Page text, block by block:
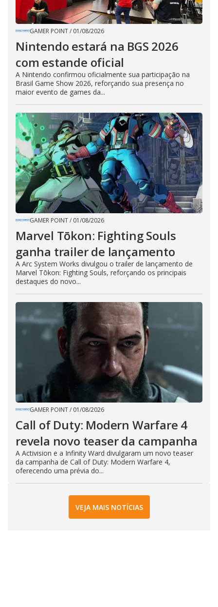
GAMER POINT/ 01/08/2026
Nintendo estará na BGS 2026
com estande oficial
A Nintendo confirmou oficialmente sua participação na
Brasil Game Show 2026, reforçando sua presença no
maior evento de games da...
GAMER POINT/ 01/08/2026
Marvel Tōkon: Fighting Souls
ganha trailer de lançamento
A Arc System Works divulgou o trailer de lançamento de
Marvel Tōkon: Fighting Souls, reforçando os principais
destaques do novo...
GAMER POINT/ 01/08/2026
Call of Duty: Modern Warfare 4
revela novo teaser da campanha
A Activision e a Infinity Ward divulgaram um novo teaser
da campanha de Call of Duty: Modern Warfare 4,
oferecendo uma prévia do...
VEJA MAIS NOTÍCIAS